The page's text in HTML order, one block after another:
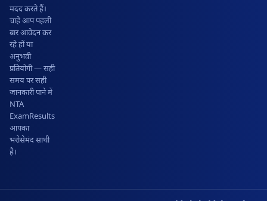
मदद करते हैं।
चाहे आप पहली
बार आवेदन कर
रहे हों या
अनुभवी
प्रतियोगी — सही
समय पर सही
जानकारी पाने में
NTA
ExamResults
आपका
भरोसेमंद साथी
है।